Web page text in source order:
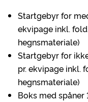
Startgebyr for
ekvipage inkl.
hegnsmateriale)
Startgebyr for
pr. ekvipage inkl.
hegnsmateriale)
Boks med